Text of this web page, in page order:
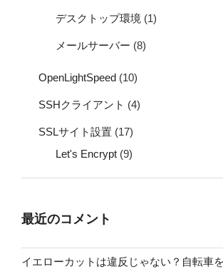
デスクトップ環境 (1)
メールサーバー (8)
OpenLightSpeed (10)
SSHクライアント (4)
SSLサイト設置 (17)
Let's Encrypt (9)
最近のコメント
イエローカットは違反じゃない？自転車